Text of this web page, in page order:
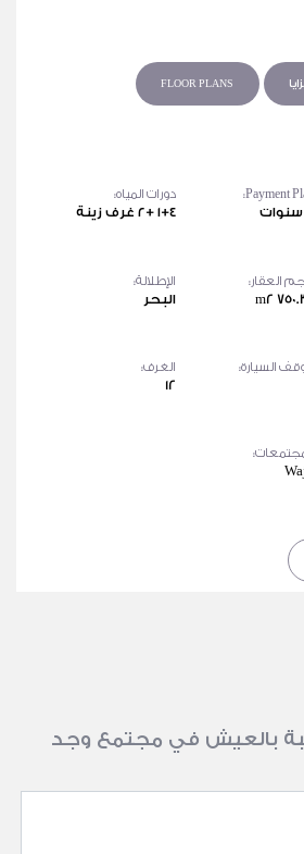
FLOOR PLANS
Payment دورات المياه:
٤+١ +٢ غرف زينة
العقار:
750.35
الإطلالة:
البحر
السيارة: الغرف:
12
بالعيش في مجتمع وجد